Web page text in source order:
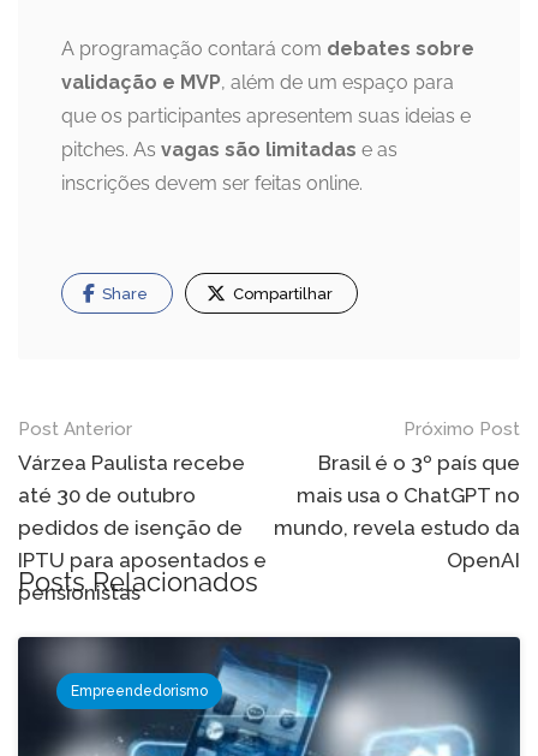
A programação contará com debates sobre
validação e MVP, além de um espaço para
que os participantes apresentem suas ideias e
pitches. As vagas são limitadas e as
inscrições devem ser feitas online.
Share Compartilhar
Navegação
de
Post
Post Anterior
Várzea Paulista recebe
até 30 de outubro
pedidos de isenção de
IPTU para aposentados e
pensionistas
Próximo Post
Brasil é o 3º país que
mais usa o ChatGPT no
mundo, revela estudo da
OpenAI
Posts Relacionados
Empreendedorismo